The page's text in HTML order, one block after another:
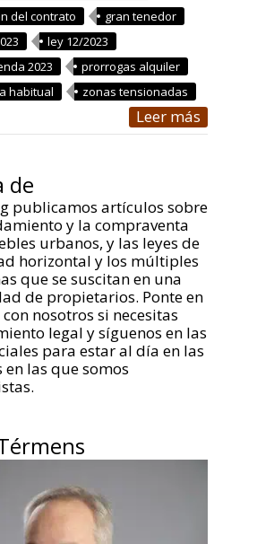
del contrato
gran tenedor
ley 12/2023
2023
prorrogas alquiler
habitual
zonas tensionadas
Leer más
de
publicamos artículos sobre
y la compraventa
urbanos, y las leyes de
horizontal y los múltiples
que se suscitan en una
de propietarios. Ponte en
nosotros si necesitas
legal y síguenos en las
para estar al día en las
las que somos